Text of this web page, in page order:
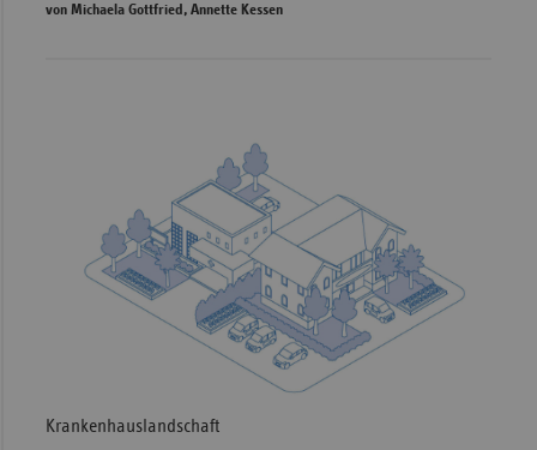
von Michaela Gottfried, Annette Kessen
Krankenhauslandschaft